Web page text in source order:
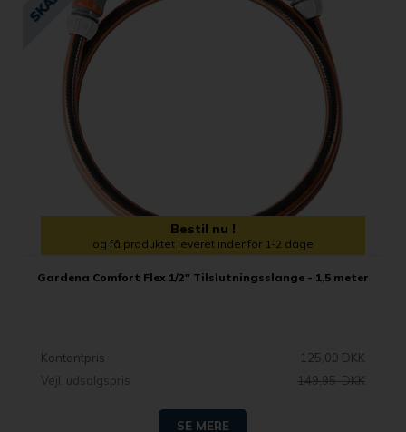
Bestil nu !
og få produktet leveret indenfor 1-2 dage
Gardena Comfort Flex 1/2" Tilslutningsslange - 1,5 meter
Kontantpris
125,00 DKK
Vejl. udsalgspris
149,95 DKK
SE MERE